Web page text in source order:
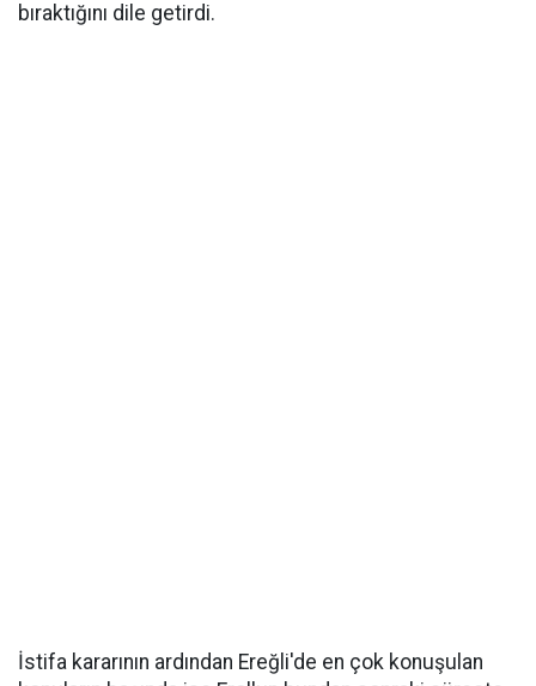
bıraktığını dile getirdi.
İstifa kararının ardından Ereğli'de en çok konuşulan